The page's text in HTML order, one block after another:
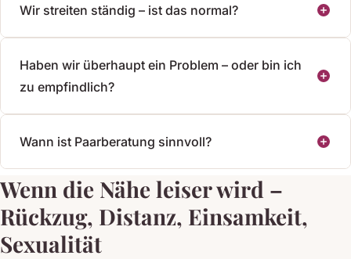
Wir streiten ständig – ist das normal?
Haben wir überhaupt ein Problem – oder bin ich
zu empfindlich?
Wann ist Paarberatung sinnvoll?
Wenn die Nähe leiser wird –
Rückzug, Distanz, Einsamkeit,
Sexualität